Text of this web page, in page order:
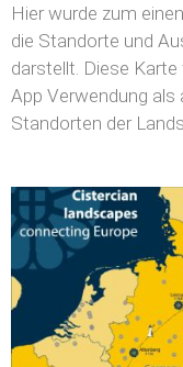
Hier wurde zum
die Standorte und
darstellt. Diese
App Verwendung als
Standorten der